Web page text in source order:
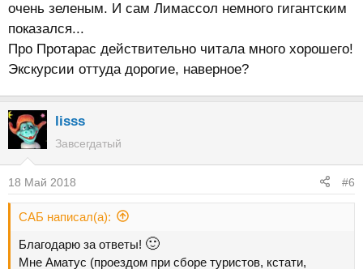
очень зеленым. И сам Лимассол немного гигантским
показался...
Про Протарас действительно читала много хорошего!
Экскурсии оттуда дорогие, наверное?
lisss
Завсегдатый
18 Май 2018 #6
САБ написал(а):
Благодарю за ответы! 🙂
Мне Аматус (проездом при сборе туристов, кстати,